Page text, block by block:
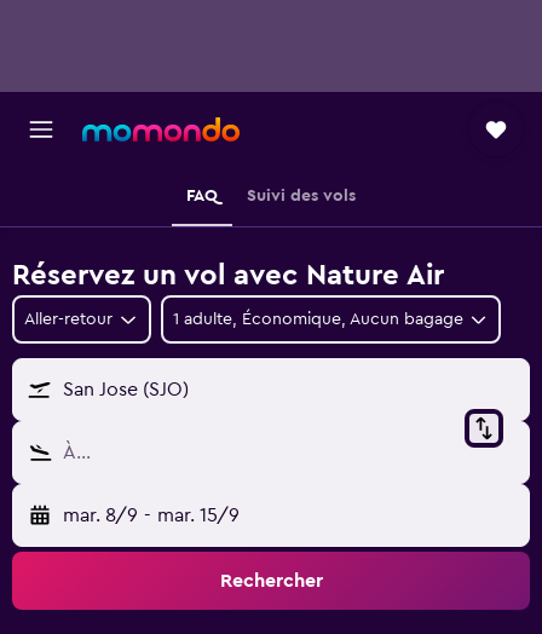
FAQ Suivi des vols
Réservez un vol avec Nature Air
Aller-retour 1 adulte, Économique, Aucun bagage
San Jose (SJO)
À…
mar. 8/9 - mar. 15/9
Rechercher